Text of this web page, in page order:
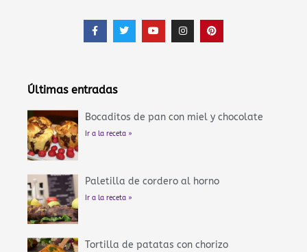
F
a
c
k
T
w
i
Y
o
u
I
n
s
P
i
n
Últimas entradas
Bocaditos de pan con miel y chocolate
Ir a la receta »
Paletilla de cordero al horno
Ir a la receta »
Tortilla de patatas con chorizo